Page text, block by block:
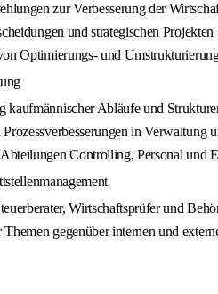
zur Verbesserung der
und strategischen Projekten
Optimierungs- und
kaufmännischer Abläufe und
in Verwaltung
Controlling, Personal und
Wirtschaftsprüfer und
gegenüber internen und